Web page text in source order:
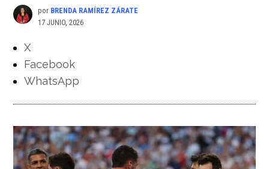
por BRENDA RAMÍREZ ZÁRATE
17 JUNIO, 2026
X
Facebook
WhatsApp